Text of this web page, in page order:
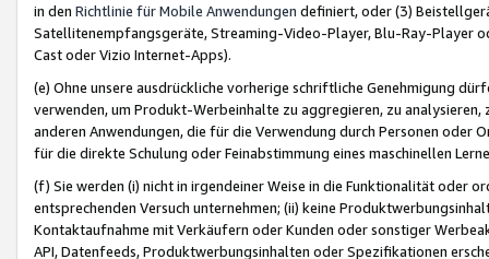
in den Richtlinie für Mobile Anwendungen definiert, oder (3)
Satellitenempfangsgeräte, Streaming-Video-Player, Blu-Ray-Player
Cast oder Vizio Internet-Apps).
(e) Ohne unsere ausdrückliche vorherige schriftliche Genehmigung
verwenden, um Produkt-Werbeinhalte zu aggregieren, zu
anderen Anwendungen, die für die Verwendung durch Personen
für die direkte Schulung oder Feinabstimmung eines maschinellen
(f) Sie werden (i) nicht in irgendeiner Weise in die Funktionalität oder
entsprechenden Versuch unternehmen; (ii) keine
Kontaktaufnahme mit Verkäufern oder Kunden oder sonstiger
API, Datenfeeds, Produktwerbungsinhalten oder Spezifikationen